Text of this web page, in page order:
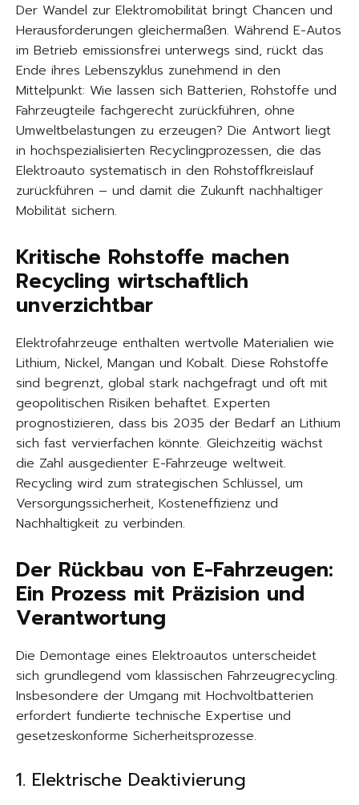
Der Wandel zur Elektromobilität bringt Chancen und
Herausforderungen gleichermaßen. Während E-Autos
im Betrieb emissionsfrei unterwegs sind, rückt das
Ende ihres Lebenszyklus zunehmend in den
Mittelpunkt: Wie lassen sich Batterien, Rohstoffe und
Fahrzeugteile fachgerecht zurückführen, ohne
Umweltbelastungen zu erzeugen? Die Antwort liegt
in hochspezialisierten Recyclingprozessen, die das
Elektroauto systematisch in den Rohstoffkreislauf
zurückführen – und damit die Zukunft nachhaltiger
Mobilität sichern.
Kritische Rohstoffe machen
Recycling wirtschaftlich
unverzichtbar
Elektrofahrzeuge enthalten wertvolle Materialien wie
Lithium, Nickel, Mangan und Kobalt. Diese Rohstoffe
sind begrenzt, global stark nachgefragt und oft mit
geopolitischen Risiken behaftet. Experten
prognostizieren, dass bis 2035 der Bedarf an Lithium
sich fast vervierfachen könnte. Gleichzeitig wächst
die Zahl ausgedienter E-Fahrzeuge weltweit.
Recycling wird zum strategischen Schlüssel, um
Versorgungssicherheit, Kosteneffizienz und
Nachhaltigkeit zu verbinden.
Der Rückbau von E-Fahrzeugen:
Ein Prozess mit Präzision und
Verantwortung
Die Demontage eines Elektroautos unterscheidet
sich grundlegend vom klassischen Fahrzeugrecycling.
Insbesondere der Umgang mit Hochvoltbatterien
erfordert fundierte technische Expertise und
gesetzeskonforme Sicherheitsprozesse.
1. Elektrische Deaktivierung